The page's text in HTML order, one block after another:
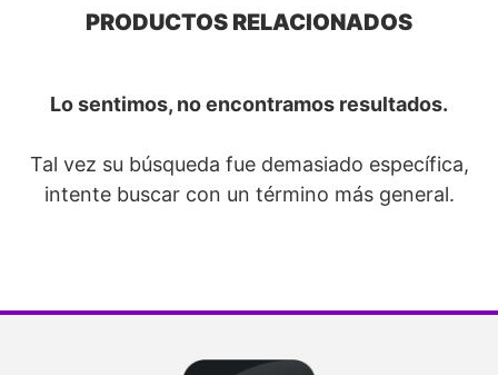
PRODUCTOS RELACIONADOS
Lo sentimos, no encontramos resultados.
Tal vez su búsqueda fue demasiado específica,
intente buscar con un término más general.